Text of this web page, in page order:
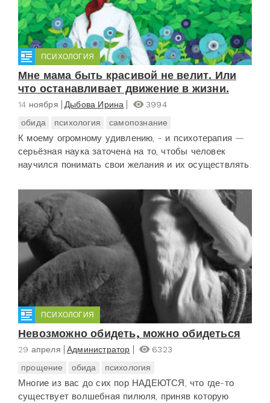
ПСИХОЛОГИЯ
Мне мама быть красивой не велит. Или
что останавливает движение в жизни.
14 ноября Дыбова Ирина
3994
обида
психология самопознание
К моему огромному удивлению, - и психотерапия —
серьёзная наука заточена на то, чтобы человек
научился понимать свои желания и их осуществлять.
ПСИХОЛОГИЯ
Невозможно обидеть, можно обидеться
29 апреля Администратор
6323
прощение
обида психология
Многие из вас до сих пор НАДЕЮТСЯ, что где-то
существует волшебная пилюля, приняв которую